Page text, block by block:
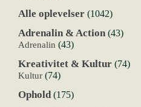
Alle oplevelser 10421042
Adrenalin & Action 4343
Adrenalin 4343
Kreativitet & Kultur 7474
Kultur 7474
Ophold 175175